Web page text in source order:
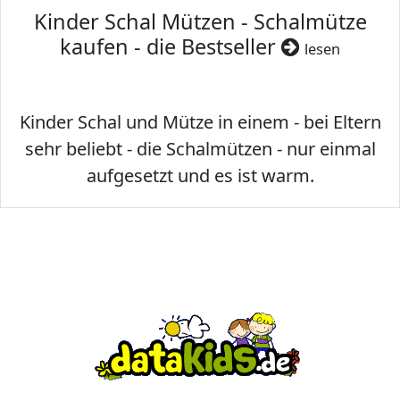
Kinder Schal Mützen - Schalmütze
kaufen - die Bestseller
lesen
Kinder Schal und Mütze in einem - bei Eltern
sehr beliebt - die Schalmützen - nur einmal
aufgesetzt und es ist warm.